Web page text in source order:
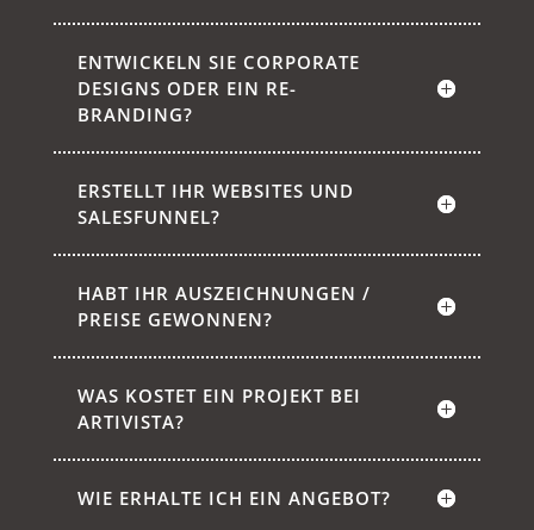
ENTWICKELN SIE CORPORATE
DESIGNS ODER EIN RE-
BRANDING?
ERSTELLT IHR WEBSITES UND
SALESFUNNEL?
HABT IHR AUSZEICHNUNGEN /
PREISE GEWONNEN?
WAS KOSTET EIN PROJEKT BEI
ARTIVISTA?
WIE ERHALTE ICH EIN ANGEBOT?